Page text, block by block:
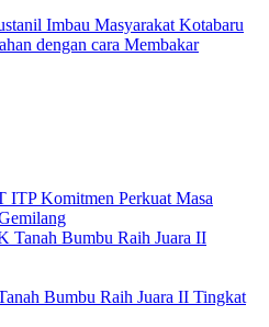
Imbau Masyarakat Kotabaru
dengan cara Membakar
ITP Komitmen Perkuat Masa
Bumbu Raih Juara II Tingkat